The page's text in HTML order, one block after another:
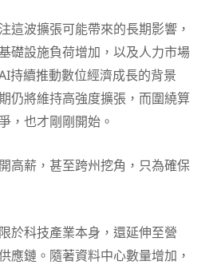
這波擴張可能帶來的長期影響，
礎設施負荷增加，以及人力市場
持續推動數位經濟成長的背景
仍將維持高強度擴張，而圍繞算
，也才剛剛開始。
高薪，甚至跨州挖角，只為確保
於科技產業本身，還延伸至營
應鏈。隨著資料中心數量增加，